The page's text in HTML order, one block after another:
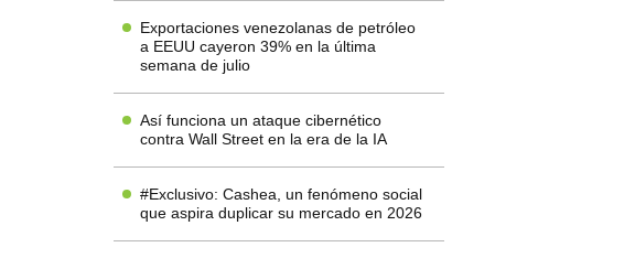
Exportaciones venezolanas de petróleo
a EEUU cayeron 39% en la última
semana de julio
Así funciona un ataque cibernético
contra Wall Street en la era de la IA
#Exclusivo: Cashea, un fenómeno social
que aspira duplicar su mercado en 2026